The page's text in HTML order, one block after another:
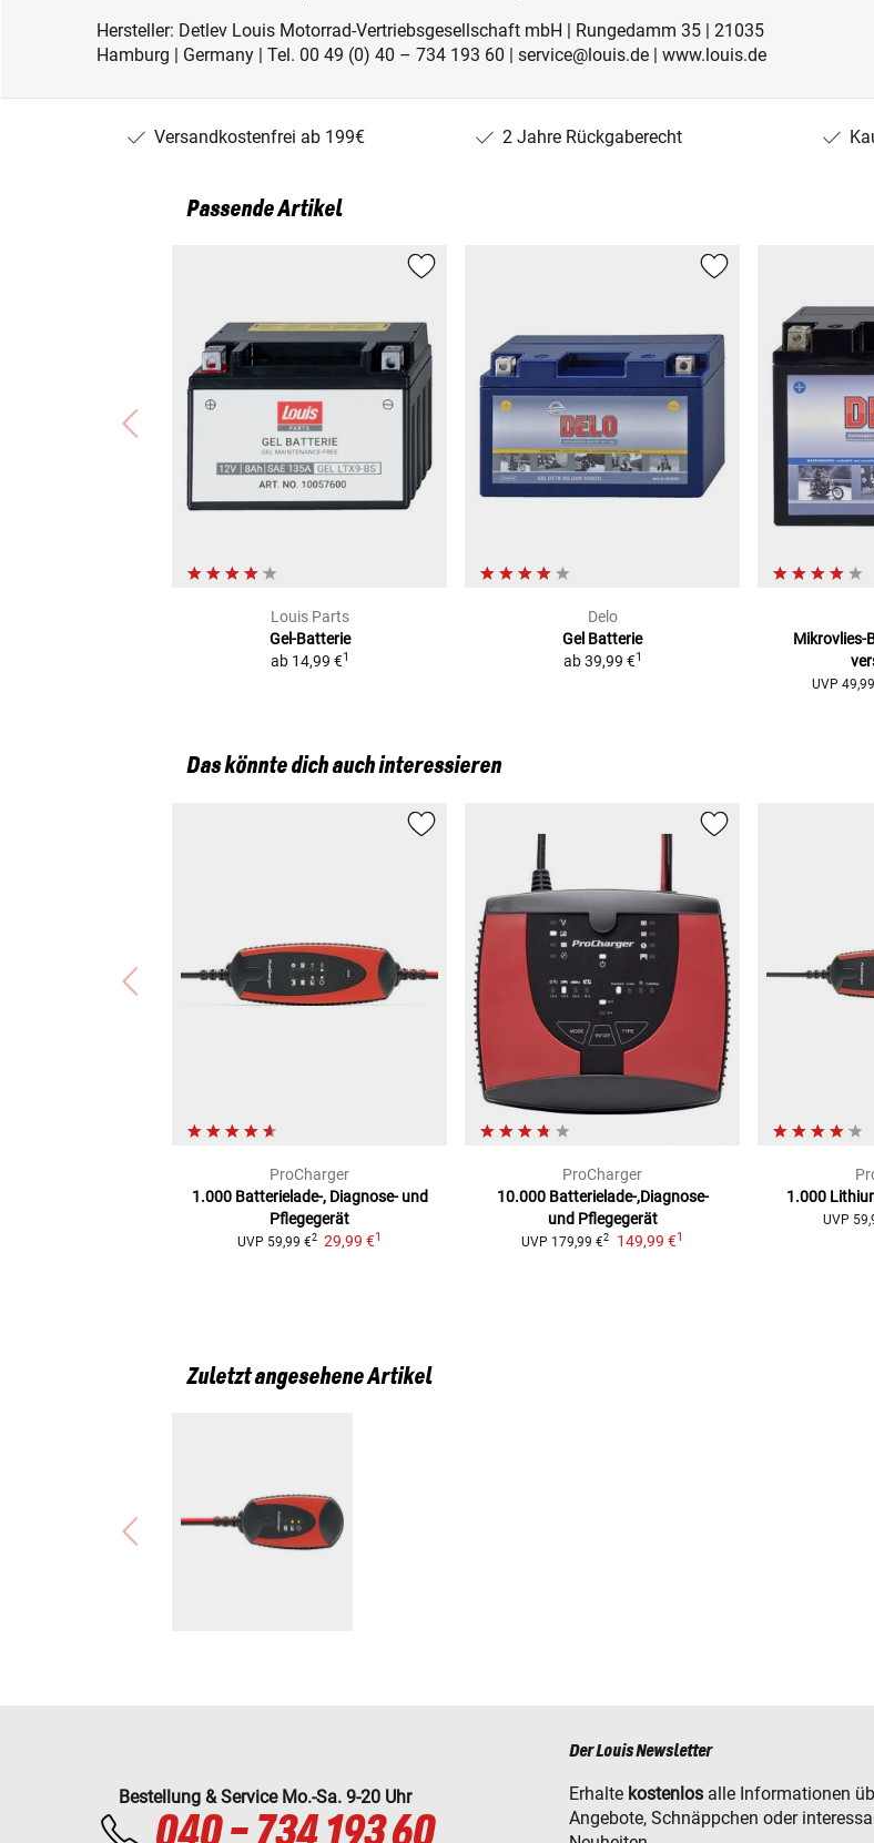
Hersteller: Detlev Louis Motorrad-Vertriebsgesellschaft mbH | Rungedamm 35 | 21035
Hamburg | Germany | Tel. 00 49 (0) 40 – 734 193 60 | service@louis.de | www.louis.de
Versandkostenfrei ab 199€ 2 Jahre Rückgaberecht
Passende Artikel
Louis Parts
Gel-Batterie
ab 14,99 €1
Delo
Gel Batterie
ab 39,99 €1
Mikrovlies-
UVP
Das könnte dich auch interessieren
ProCharger
1.000 Batterielade-, Diagnose- und
Pflegegerät
UVP 59,99 €2 29,99 €1
ProCharger
10.000 Batterielade-,Diagnose-
und Pflegegerät
UVP 179,99 €2 149,99 €1
1.000
UVP
Zuletzt angesehene Artikel
Bestellung & Service Mo.-Sa. 9-20 Uhr
Der Louis Newsletter
Erhalte kostenlos alle Informationen
Angebote, Schnäppchen oder